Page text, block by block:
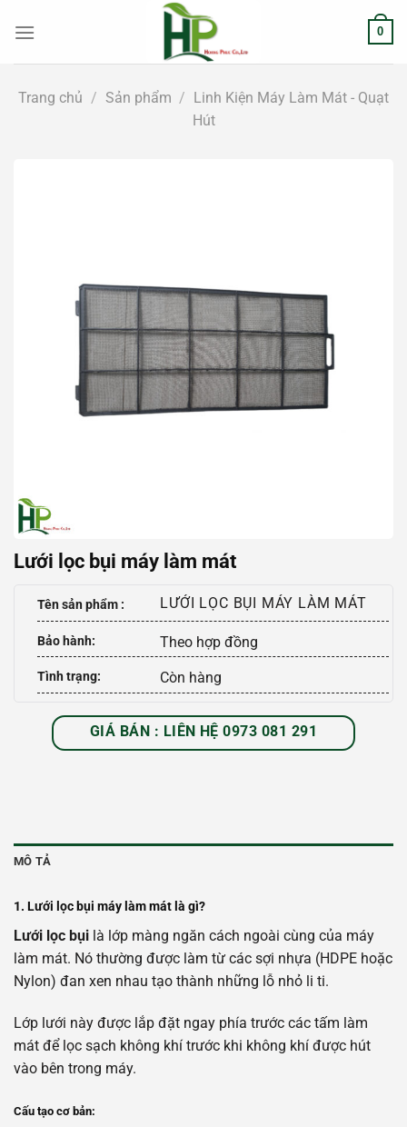
đến
0
Trang chủ / Sản phẩm / Linh Kiện Máy Làm Mát - Quạt
Hút
Lưới lọc bụi máy làm mát
Tên sản phẩm : LƯỚI LỌC BỤI MÁY LÀM MÁT
Bảo hành: Theo hợp đồng
Tình trạng: Còn hàng
GIÁ BÁN : LIÊN HỆ 0973 081 291
MÔ TẢ
1. Lưới lọc bụi máy làm mát là gì?
Lưới lọc bụi là lớp màng ngăn cách ngoài cùng của máy
làm mát. Nó thường được làm từ các sợi nhựa (HDPE hoặc
Nylon) đan xen nhau tạo thành những lỗ nhỏ li ti.
Lớp lưới này được lắp đặt ngay phía trước các tấm làm
mát để lọc sạch không khí trước khi không khí được hút
vào bên trong máy.
Cấu tạo cơ bản: